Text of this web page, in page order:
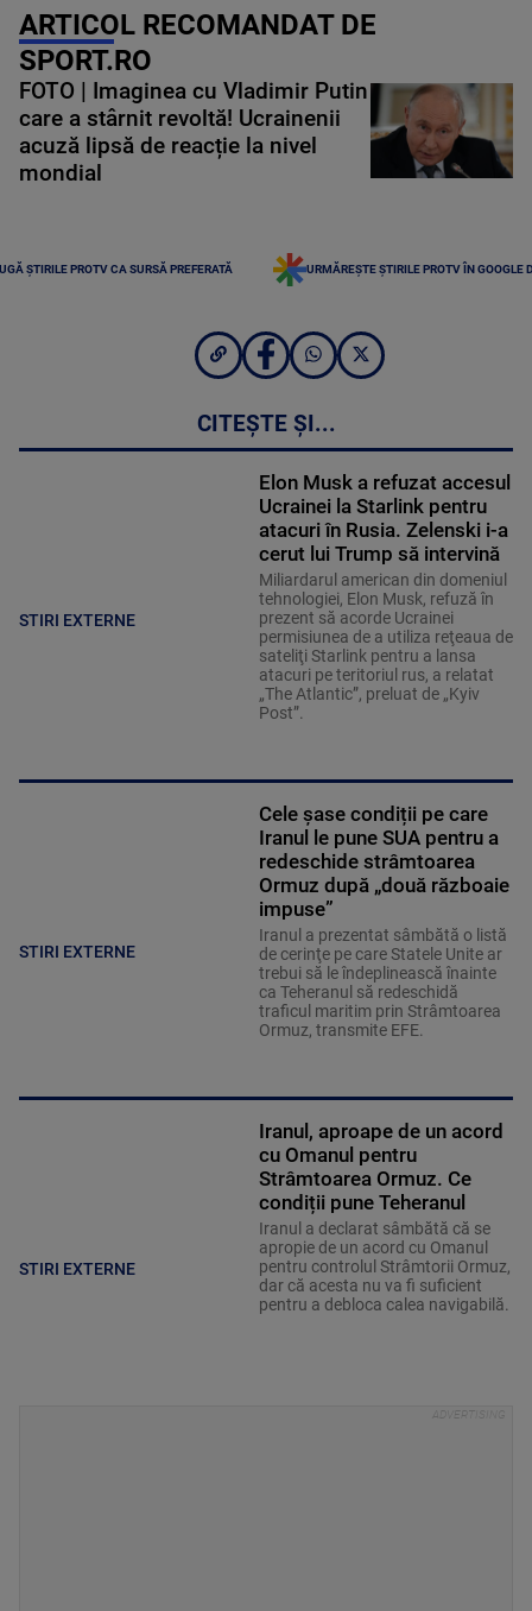
ARTICOL RECOMANDAT DE
SPORT.RO
FOTO | Imaginea cu Vladimir Putin
care a stârnit revoltă! Ucrainenii
acuză lipsă de reacție la nivel
mondial
ȘTIRILE PROTV CA SURSĂ PREFERATĂ URMĂREȘTE ȘTIRILE PROTV ÎN GOOGLE
CITEȘTE ȘI...
STIRI EXTERNE
Elon Musk a refuzat accesul
Ucrainei la Starlink pentru
atacuri în Rusia. Zelenski i-a
cerut lui Trump să intervină
Miliardarul american din domeniul
tehnologiei, Elon Musk, refuză în
prezent să acorde Ucrainei
permisiunea de a utiliza reţeaua de
sateliţi Starlink pentru a lansa
atacuri pe teritoriul rus, a relatat
„The Atlantic”, preluat de „Kyiv
Post”.
STIRI EXTERNE
Cele șase condiții pe care
Iranul le pune SUA pentru a
redeschide strâmtoarea
Ormuz după „două războaie
impuse”
Iranul a prezentat sâmbătă o listă
de cerinţe pe care Statele Unite ar
trebui să le îndeplinească înainte
ca Teheranul să redeschidă
traficul maritim prin Strâmtoarea
Ormuz, transmite EFE.
STIRI EXTERNE
Iranul, aproape de un acord
cu Omanul pentru
Strâmtoarea Ormuz. Ce
condiții pune Teheranul
Iranul a declarat sâmbătă că se
apropie de un acord cu Omanul
pentru controlul Strâmtorii Ormuz,
dar că acesta nu va fi suficient
pentru a debloca calea navigabilă.